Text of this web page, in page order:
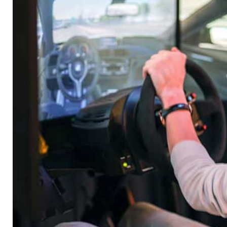
Fernsteuerung